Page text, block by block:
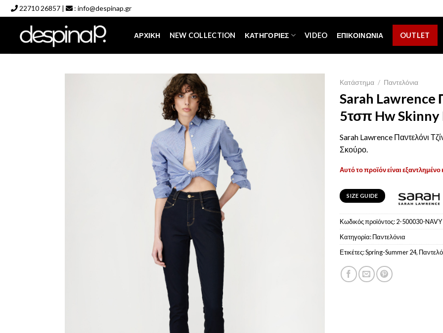
to
content
22710 26857 | : info@despinap.gr
ΑΡΧΙΚΉ NEW COLLECTION ΚΑΤΗΓΟΡΊΕΣ VIDEO ΕΠΙΚΟΙΝΩΝΊΑ OUTLET
Κατάστημα / Παντελόνια
Sarah Lawrence
5τσπ Hw
Sarah Lawrence Παντελόνι
Σκούρο.
Αυτό το προϊόν είναι
SIZE GUIDE
Κωδικός προϊόντος:2-500030-NAVY
Κατηγορία:Παντελόνια
Ετικέτες:Spring-Summer 24,